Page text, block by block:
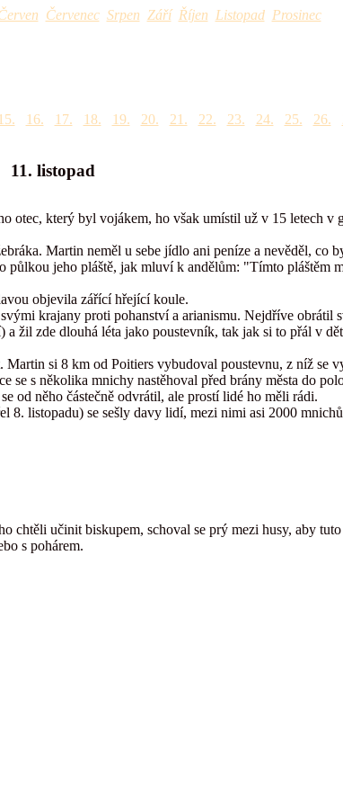
Červenec Srpen Září Říjen Listopad Prosinec
15. 16. 17. 18. 19. 20. 21. 22. 23. 24. 25. 26.
11. listopad
otec, který byl vojákem, ho však umístil už v 15 letech v
Martin neměl u sebe jídlo ani peníze a nevěděl, co
půlkou jeho pláště, jak mluví k andělům: "Tímto pláštěm
objevila zářící hřející koule.
krajany proti pohanství a arianismu. Nejdříve
žil zde dlouhá léta jako poustevník, tak jak si to přál v
si 8 km od Poitiers vybudoval poustevnu, z níž se
s několika mnichy nastěhoval před brány města do
od něho částečně odvrátil, ale prostí lidé ho měli rádi.
8. listopadu) se sešly davy lidí, mezi nimi asi 2000
učinit biskupem, schoval se prý mezi husy, aby
s pohárem.